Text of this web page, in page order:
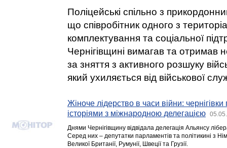
Поліцейські спільно з
що співробітник одного з
комплектування та соціальної
Чернігівщині вимагав та отримав
за зняття з активного розшуку
який ухиляється від військової
Жіноче лідерство в часи війни:
історіями з міжнародною делегацією
Днями Чернігівщину відвідала делегація Альянсу
Серед них – депутатки парламентів та політикині з
Великої Британії, Румунії, Швеції та Грузії.